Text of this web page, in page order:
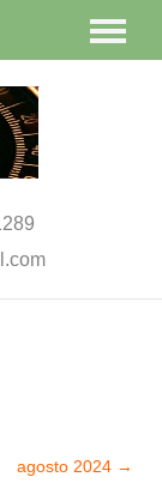
agosto 2024 →